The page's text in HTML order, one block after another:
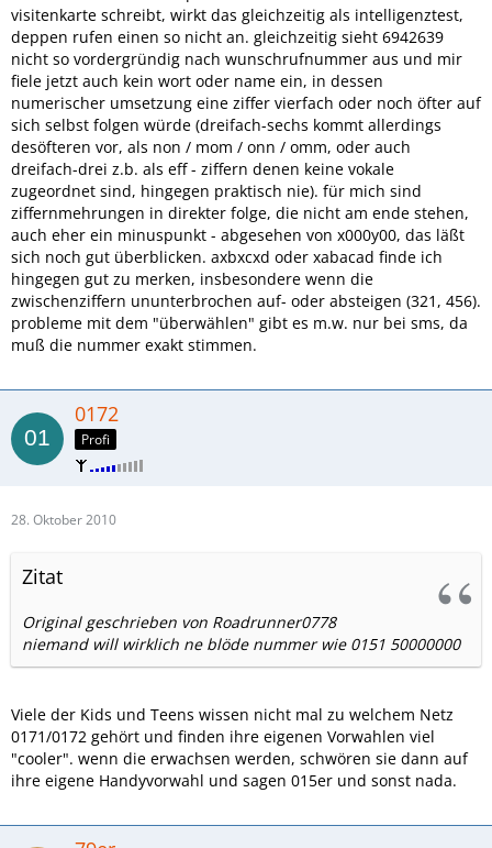
visitenkarte schreibt, wirkt das gleichzeitig als intelligenztest,
deppen rufen einen so nicht an. gleichzeitig sieht 6942639
nicht so vordergründig nach wunschrufnummer aus und mir
fiele jetzt auch kein wort oder name ein, in dessen
numerischer umsetzung eine ziffer vierfach oder noch öfter auf
sich selbst folgen würde (dreifach-sechs kommt allerdings
desöfteren vor, als non / mom / onn / omm, oder auch
dreifach-drei z.b. als eff - ziffern denen keine vokale
zugeordnet sind, hingegen praktisch nie). für mich sind
ziffernmehrungen in direkter folge, die nicht am ende stehen,
auch eher ein minuspunkt - abgesehen von x000y00, das läßt
sich noch gut überblicken. axbxcxd oder xabacad finde ich
hingegen gut zu merken, insbesondere wenn die
zwischenziffern ununterbrochen auf- oder absteigen (321, 456).
probleme mit dem "überwählen" gibt es m.w. nur bei sms, da
muß die nummer exakt stimmen.
0172
Profi
28. Oktober 2010
Zitat
Original geschrieben von Roadrunner0778
niemand will wirklich ne blöde nummer wie 0151 50000000
Viele der Kids und Teens wissen nicht mal zu welchem Netz
0171/0172 gehört und finden ihre eigenen Vorwahlen viel
"cooler". wenn die erwachsen werden, schwören sie dann auf
ihre eigene Handyvorwahl und sagen 015er und sonst nada.